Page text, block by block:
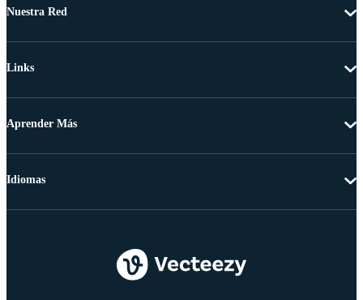
Nuestra Red
Links
Aprender Más
Idiomas